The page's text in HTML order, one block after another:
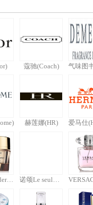
蔻驰(Coach)
赫莲娜(HR)
Estee Lauder/雅诗兰黛多效智妍蕴养眼霜15ml 诺颂Le seul胺锌清衡透感面膜